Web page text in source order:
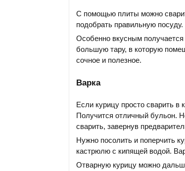
С помощью плиты можно
подобрать правильную посуду.
Особенно вкусным
большую тару, в которую
сочное и полезное.
Варка
Если курицу просто сварить в
Получится отличный бульон.
сварить, завернув
Нужно посолить и поперчить
кастрюлю с кипящей водой.
Отварную курицу можно